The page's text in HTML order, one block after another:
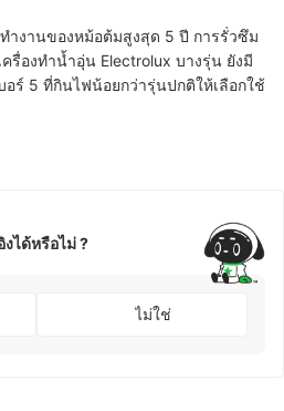
ำงานของหม้อต้มสูงสุด 5 ปี การรั่วซึม
รื่องทำน้ำอุ่น Electrolux บางรุ่น ยังมี
อร์ 5 ที่กินไฟน้อยกว่ารุ่นปกติให้เลือกใช้
ได้หรือไม่ ?
ไม่ใช่